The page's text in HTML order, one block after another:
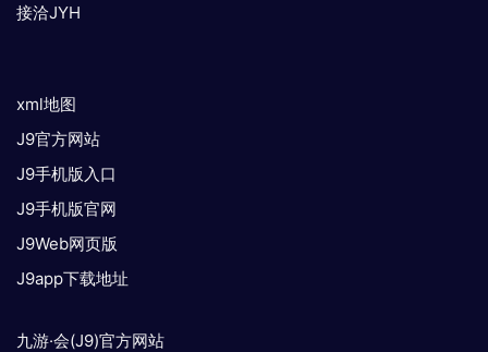
接洽JYH
xml地图
J9官方网站
J9手机版入口
J9手机版官网
J9Web网页版
J9app下载地址
九游·会(J9)官方网站